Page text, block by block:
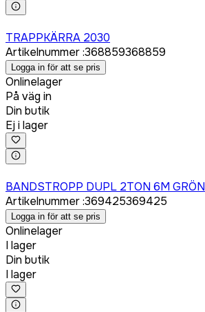
TRAPPKÄRRA 2030
Artikelnummer:368859368859
Logga in för att se pris
Onlinelager
På väg in
Din butik
Ej i lager
BANDSTROPP DUPL 2TON 6M GRÖN
Artikelnummer:369425369425
Logga in för att se pris
Onlinelager
I lager
Din butik
I lager